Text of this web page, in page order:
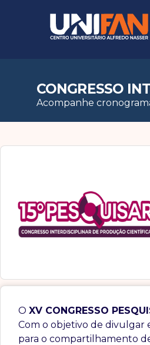
CONGRESSO
Acompanhe
O XV CONGRESSO
Com o objetivo de divulgar
para o compartilhamento